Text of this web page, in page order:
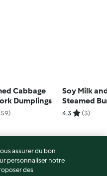
Cabbage
Dumplings
Soy Milk
Steamed
4.3 (3)
assurer du bon
personnaliser notre
des